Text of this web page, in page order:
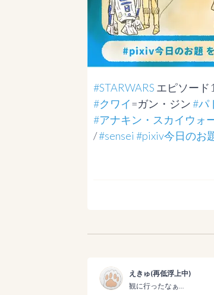
#STARWARS エピソード1
#クワイ=ガン・ジン #パ
#アナキン・スカイウォ
/ #sensei #pixiv今日のお
えきゅ(再低浮上中)
観に行ったなぁ…